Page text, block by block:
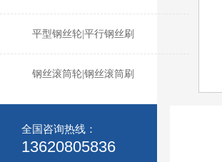
平型钢丝轮|平行钢丝刷
钢丝滚筒轮|钢丝滚筒刷
全国咨询热线：
13620805836